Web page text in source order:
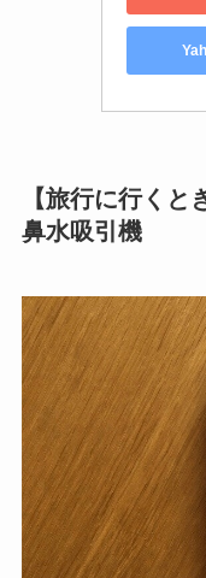
【旅行に行く
鼻水吸引機